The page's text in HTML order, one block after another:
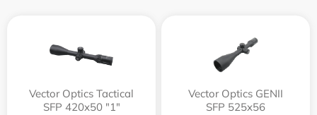
Vector Optics Tactical
SFP 420x50 "1"
Vector Optics GENII
SFP 525x56